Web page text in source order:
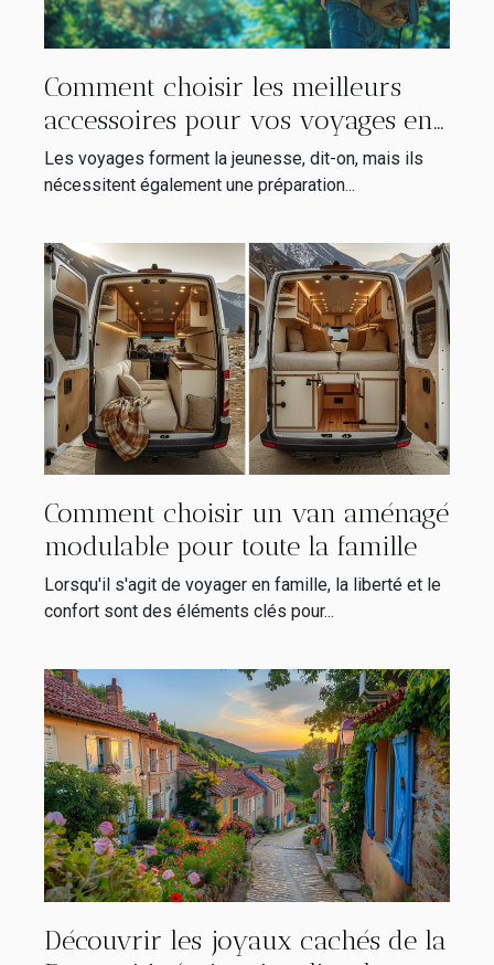
Comment choisir les meilleurs
accessoires pour vos voyages en
2024
Les voyages forment la jeunesse, dit-on, mais ils
nécessitent également une préparation...
Comment choisir un van aménagé
modulable pour toute la famille
Lorsqu'il s'agit de voyager en famille, la liberté et le
confort sont des éléments clés pour...
Découvrir les joyaux cachés de la